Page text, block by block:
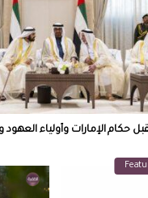
حكام الإمارات وأولياء العهود